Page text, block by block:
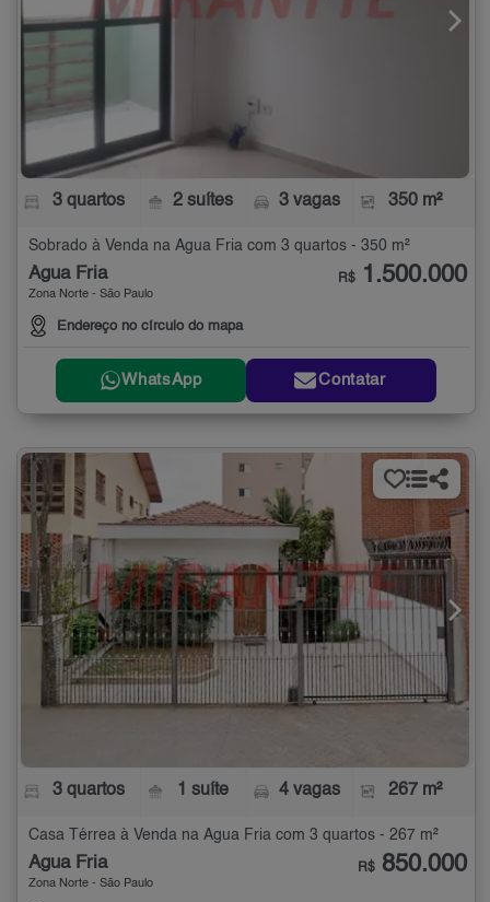
3 quartos 2 suítes 3 vagas 350 m²
Sobrado à Venda na Água Fria com 3 quartos - 350 m²
Água Fria
Zona Norte - São Paulo
Endereço no círculo do mapa
R$ 1.500.000
WhatsApp Contatar
3 quartos 1 suíte 4 vagas 267 m²
Casa Térrea à Venda na Água Fria com 3 quartos - 267 m²
Água Fria
Zona Norte - São Paulo
R$ 850.000